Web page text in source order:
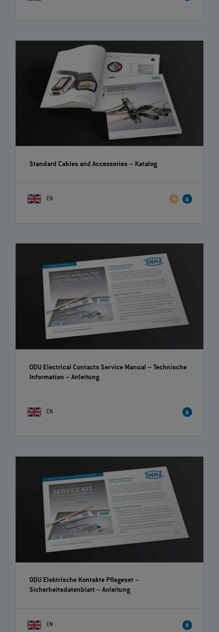
Standard Cables and Accessories– Katalog
EN
ODU Electrical Contacts Service Manual – Technische
Information – Anleitung
EN
ODU Elektrische Kontakte Pflegeset –
Sicherheitsdatenblatt– Anleitung
EN